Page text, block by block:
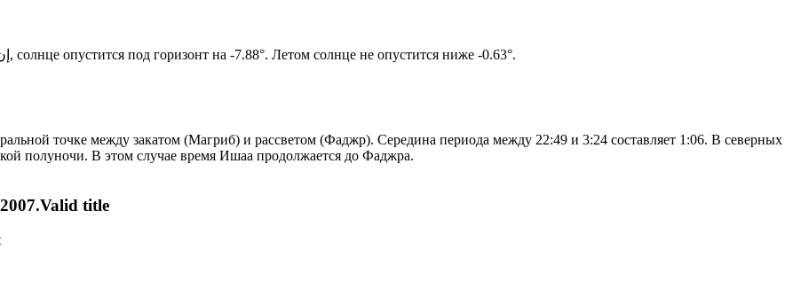
Новый день по солнечному календарю. Сегодня, إن شاء الله, солнце опустится под горизонт на -7.88°. Летом солнце не опустится ниже -0.63°.
точке между закатом (Магриб) и рассветом (Фаджр). Середина периода между 22:49 и 3:24 составляет 1:06. В северных
полуночи. В этом случае время Ишаа продолжается до Фаджра.
title